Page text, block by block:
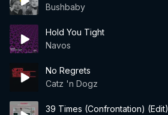
Bushbaby
Hold You Tight
Navos
No Regrets
Catz 'n Dogz
39 Times (Confrontation) (Edit)